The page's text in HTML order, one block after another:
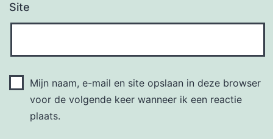
Site
Mijn naam, e-mail en site opslaan in deze browser
voor de volgende keer wanneer ik een reactie
plaats.